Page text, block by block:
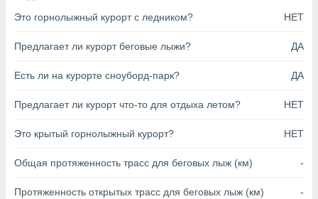
время
против
» или
cookie
Это горнолыжный курорт с ледником? НЕТ
Предлагает ли курорт беговые лыжи? ДА
Есть ли на курорте сноуборд-парк? ДА
Предлагает ли курорт что-то для отдыха летом? НЕТ
Это крытый горнолыжный курорт? НЕТ
Общая протяженность трасс для беговых лыж (км) -
Протяженность открытых трасс для беговых лыж (км) -